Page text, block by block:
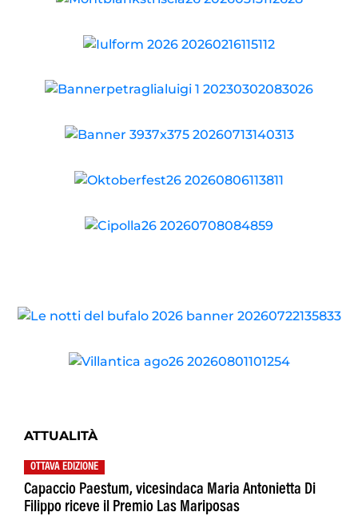
ATTUALITÀ
OTTAVA EDIZIONE
Capaccio Paestum, vicesindaca Maria Antonietta Di
Filippo riceve il Premio Las Mariposas